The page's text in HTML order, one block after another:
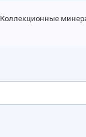
Коллекционные